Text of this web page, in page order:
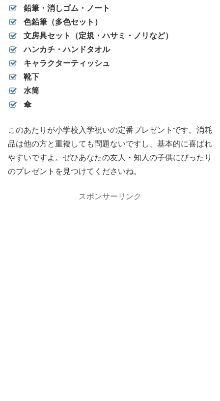
鉛筆・消しゴム・ノート
色鉛筆（多色セット）
文房具セット（定規・ハサミ・ノリなど）
ハンカチ・ハンドタオル
キャラクターティッシュ
靴下
水筒
傘
このあたりが小学校入学祝いの定番プレゼントです。消耗
品は他の方と重複しても問題ないですし、基本的に喜ばれ
やすいですよ。ぜひあなたの友人・知人の子供にぴったり
のプレゼントを見つけてくださいね。
スポンサーリンク